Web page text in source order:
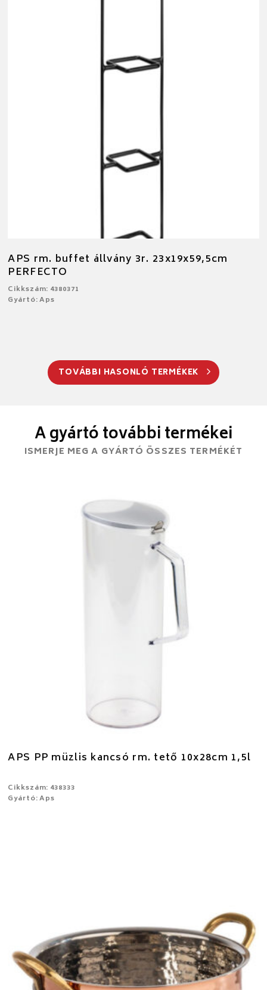
APS rm. buffet állvány 3r. 23x19x59,5cm
PERFECTO
Cikkszám: 4380371
Gyártó: Aps
TOVÁBBI HASONLÓ TERMÉKEK
A gyártó további termékei
ISMERJE MEG A GYÁRTÓ ÖSSZES TERMÉKÉT
APS PP müzlis kancsó rm. tető 10x28cm 1,5l
Cikkszám: 438333
Gyártó: Aps